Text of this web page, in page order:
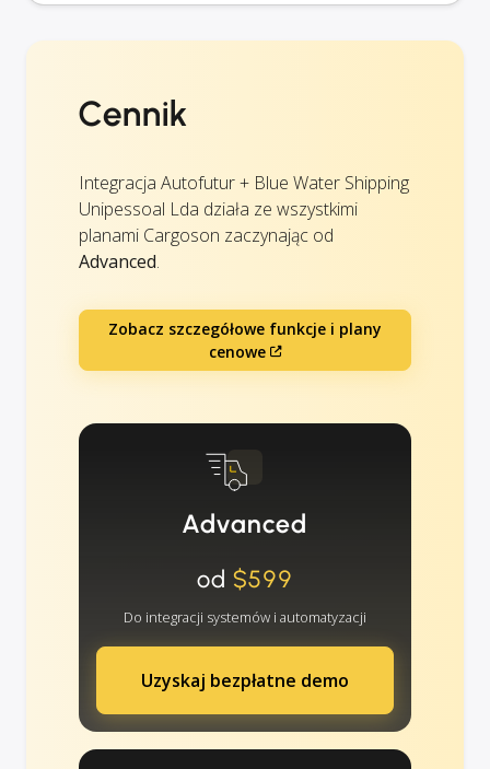
Cennik
Integracja Autofutur + Blue Water Shipping
Unipessoal Lda działa ze wszystkimi
planami Cargoson zaczynając od
Advanced.
Zobacz szczegółowe funkcje i plany
cenowe
Advanced
od $599
Do integracji systemów i automatyzacji
Uzyskaj bezpłatne demo